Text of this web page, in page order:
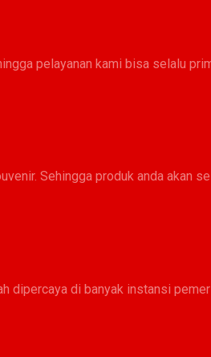
pelayanan kami bisa selalu
Sehingga produk anda akan
dipercaya di banyak instansi